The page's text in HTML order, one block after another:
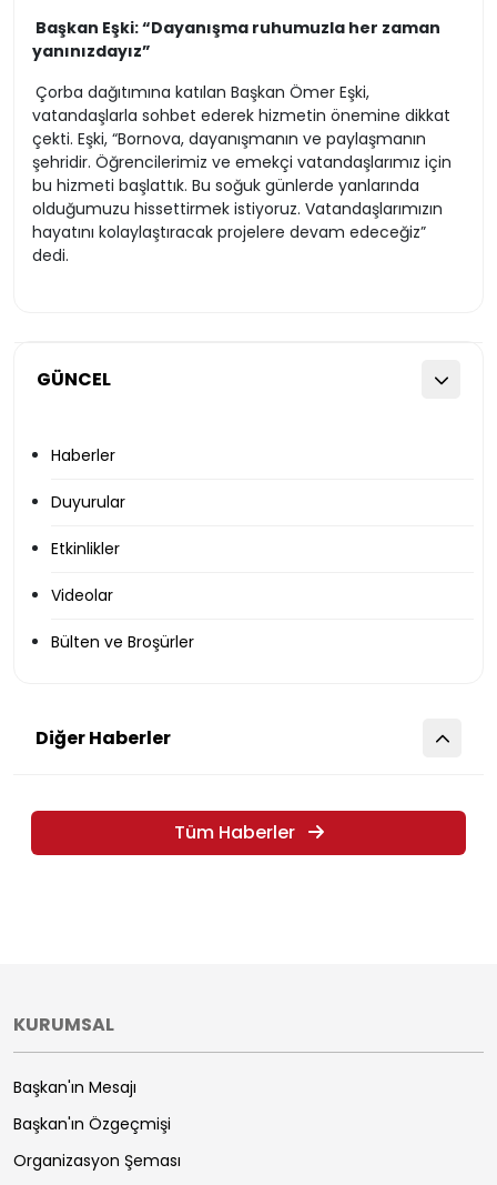
GÜNCEL
Haberler
Duyurular
Etkinlikler
Videolar
Bülten ve Broşürler
Başkan Eşki: “Dayanışma ruhumuzla her zaman
yanınızdayız”
Çorba dağıtımına katılan Başkan Ömer Eşki,
vatandaşlarla sohbet ederek hizmetin önemine dikkat
çekti. Eşki, “Bornova, dayanışmanın ve paylaşmanın
şehridir. Öğrencilerimiz ve emekçi vatandaşlarımız için
bu hizmeti başlattık. Bu soğuk günlerde yanlarında
olduğumuzu hissettirmek istiyoruz. Vatandaşlarımızın
hayatını kolaylaştıracak projelere devam edeceğiz”
dedi.
Diğer Haberler
Tüm Haberler
KURUMSAL
Başkan'ın Mesajı
Başkan'ın Özgeçmişi
Organizasyon Şeması